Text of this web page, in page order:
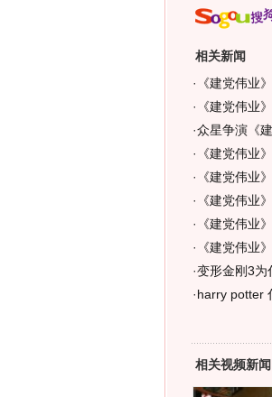
相关新闻
· 《建党伟业
· 《建党伟业
·众星争演《
· 《建党伟业
· 《建党伟业
· 《建党伟业
· 《建党伟业
· 《建党伟业
·变形金刚3为
·harry potter
相关视频新闻